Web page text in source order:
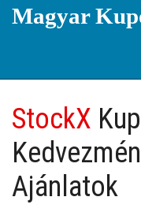
Magyar
StockX
Ajánlatok